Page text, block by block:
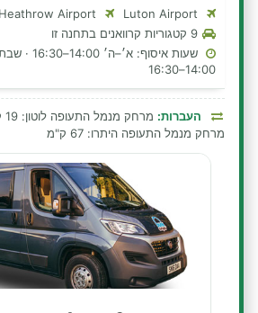
14:00–16:30
העברות: מרחק מנמל התעופה לוטון: 19 ק"מ
מרחק מנמל התעופה היתרו: 67 ק"מ